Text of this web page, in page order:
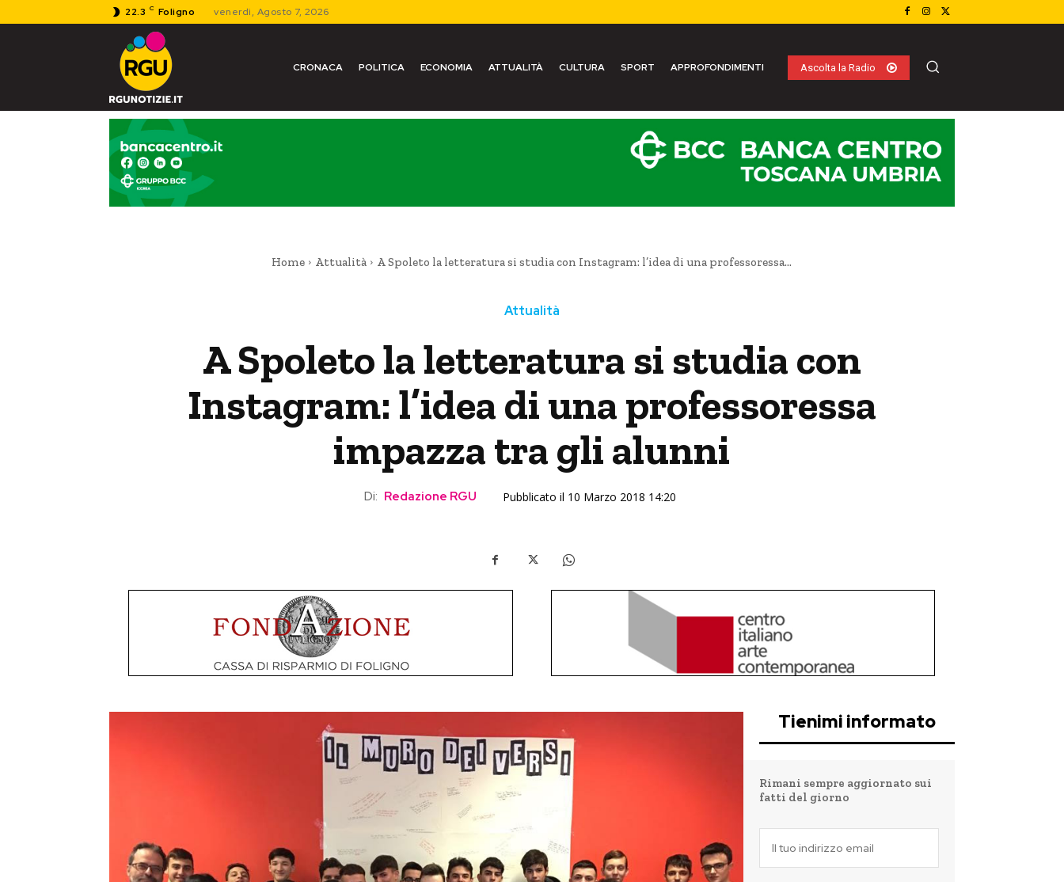
22.3 C Foligno venerdì, Agosto 7, 2026
CRONACA POLITICA ECONOMIA ATTUALITÀ CULTURA SPORT APPROFONDIMENTI Ascolta la Radio
Home Attualità A Spoleto la letteratura si studia con Instagram: l’idea di una professoressa...
Attualità
A Spoleto la letteratura si studia con
Instagram: l’idea di una professoressa
impazza tra gli alunni
Di: Redazione RGU Pubblicato il 10 Marzo 2018 14:20
Tienimi informato
Rimani sempre aggiornato sui
fatti del giorno